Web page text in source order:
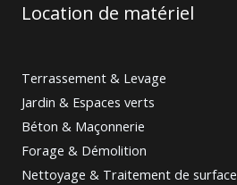
Location de matériel
Terrassement & Levage
Jardin & Espaces verts
Béton & Maçonnerie
Forage & Démolition
Nettoyage & Traitement de surface